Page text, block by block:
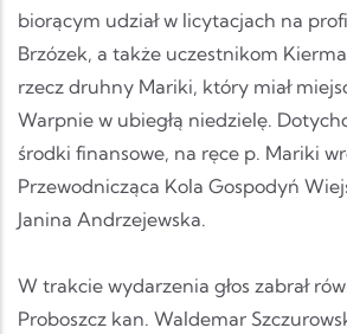
biorącym udział w licytacjach na
Brzózek, a także uczestnikom
rzecz druhny Mariki, który miał
Warpnie w ubiegłą niedzielę.
środki finansowe, na ręce p. Mariki
Przewodnicząca Kola Gospodyń
Janina Andrzejewska.
W trakcie wydarzenia głos zabrał
Proboszcz kan. Waldemar